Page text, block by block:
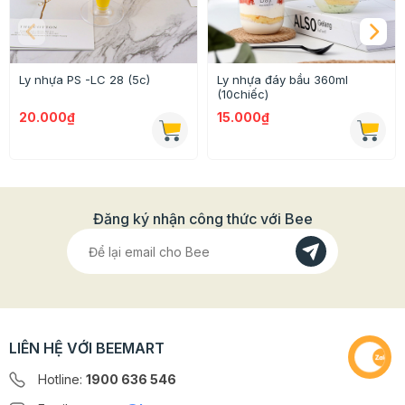
- Phần nắp ly có khả năng gắn kết với phần miệng ly
tốt, giữ được nhiệt độ và không làm nước rơi vã
i ra bên
Ly nhựa PS -LC 28 (5c)
20.000₫
Ly nhựa đáy bầu 360ml
(10chiếc)
15.000₫
Đăng ký nhận công thức với Bee
LIÊN HỆ VỚI BEEMART
Hotline: 1900 636 546